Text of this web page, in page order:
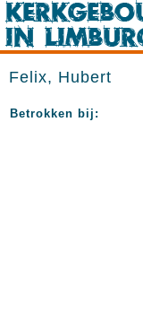
Felix, Hubert
Betrokken bij: